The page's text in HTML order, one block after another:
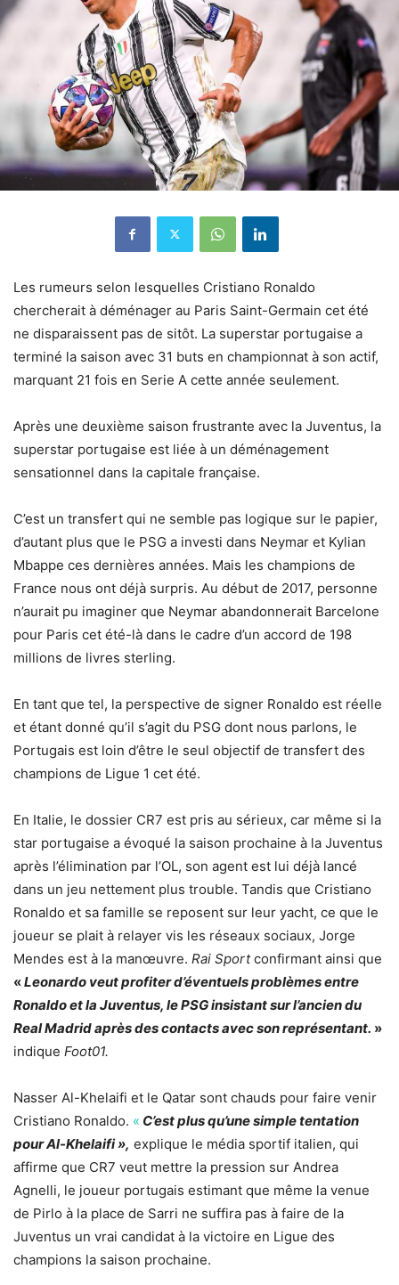
Les rumeurs selon lesquelles Cristiano Ronaldo
chercherait à déménager au Paris Saint-Germain cet été
ne disparaissent pas de sitôt. La superstar portugaise a
terminé la saison avec 31 buts en championnat à son actif,
marquant 21 fois en Serie A cette année seulement.
Après une deuxième saison frustrante avec la Juventus, la
superstar portugaise est liée à un déménagement
sensationnel dans la capitale française.
C’est un transfert qui ne semble pas logique sur le papier,
d’autant plus que le PSG a investi dans Neymar et Kylian
Mbappe ces dernières années. Mais les champions de
France nous ont déjà surpris. Au début de 2017, personne
n’aurait pu imaginer que Neymar abandonnerait Barcelone
pour Paris cet été-là dans le cadre d’un accord de 198
millions de livres sterling.
En tant que tel, la perspective de signer Ronaldo est réelle
et étant donné qu’il s’agit du PSG dont nous parlons, le
Portugais est loin d’être le seul objectif de transfert des
champions de Ligue 1 cet été.
En Italie, le dossier CR7 est pris au sérieux, car même si la
star portugaise a évoqué la saison prochaine à la Juventus
après l’élimination par l’OL, son agent est lui déjà lancé
dans un jeu nettement plus trouble. Tandis que Cristiano
Ronaldo et sa famille se reposent sur leur yacht, ce que le
joueur se plait à relayer vis les réseaux sociaux, Jorge
Mendes est à la manœuvre. Rai Sportconfirmant ainsi que
«Leonardo veut profiter d’éventuels problèmes entre
Ronaldo et la Juventus, le PSG insistant sur l’ancien du
Real Madrid après des contacts avec son représentant. »
indique Foot01.
Nasser Al-Khelaifi et le Qatar sont chauds pour faire venir
Cristiano Ronaldo. « C’est plus qu’une simple tentation
pour Al-Khelaifi », explique le média sportif italien, qui
affirme que CR7 veut mettre la pression sur Andrea
Agnelli, le joueur portugais estimant que même la venue
de Pirlo à la place de Sarri ne suffira pas à faire de la
Juventus un vrai candidat à la victoire en Ligue des
champions la saison prochaine.